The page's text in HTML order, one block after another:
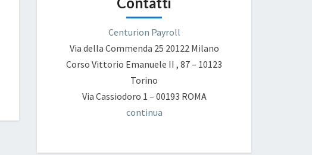
Centurion Payroll
Via della Commenda 25 20122 Milano
Corso Vittorio Emanuele II , 87 – 10123
Torino
Via Cassiodoro 1 – 00193 ROMA
continua